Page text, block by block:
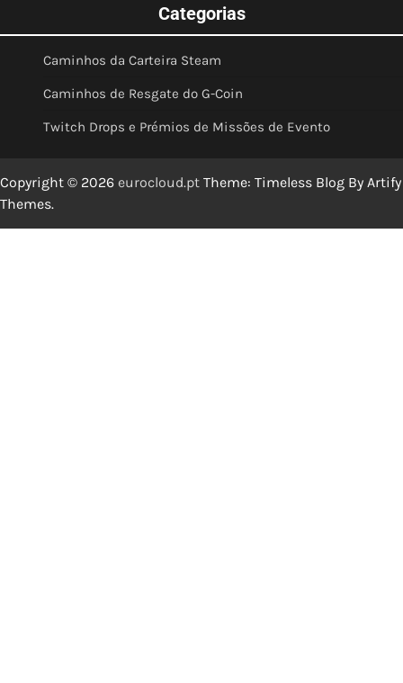
Categorias
Caminhos da Carteira Steam
Caminhos de Resgate do G-Coin
Twitch Drops e Prémios de Missões de Evento
Copyright © 2026 eurocloud.pt Theme: Timeless Blog By Artify
Themes.